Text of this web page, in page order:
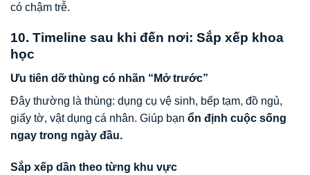
có chậm trễ.
10. Timeline sau khi đến nơi: Sắp xếp khoa
học
Ưu tiên dỡ thùng có nhãn “Mở trước”
Đây thường là thùng: dụng cụ vệ sinh, bếp tạm, đồ ngủ,
giấy tờ, vật dụng cá nhân. Giúp bạn ổn định cuộc sống
ngay trong ngày đầu.
Sắp xếp dần theo từng khu vực